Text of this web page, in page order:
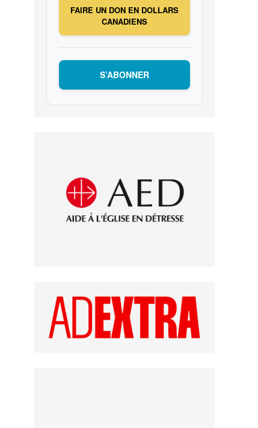
FAIRE UN DON EN DOLLARS
CANADIENS
S’ABONNER